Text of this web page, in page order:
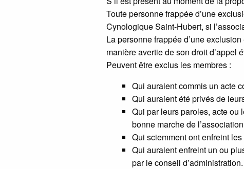
Toute personne frappée d’une
Cynologique Saint-Hubert, si
La personne frappée d’une
manière avertie de son droit d’appel
Peuvent être exclus les membres :
Qui auraient commis un acte
Qui auraient été privés de
Qui par leurs paroles, acte ou
bonne marche de l’association
Qui sciemment ont enfreint
Qui auraient enfreint un ou
par le conseil d’administration.